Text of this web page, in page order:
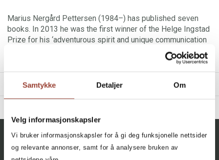
Samtykke Detaljer Om
Velg informasjonskapsler
Vi bruker informasjonskapsler for å gi deg funksjonelle nettsider
og relevante annonser, samt for å analysere bruken av
Marius Nergård Pettersen (1984–) has published seven
books. In 2013 he was the first winner of the Helge Ingstad
Prize for his ‘adventurous spirit and unique communication
TITLES
Filter
All, All
2016 - Mikroeventyr
2013 - Oslos nære villmark